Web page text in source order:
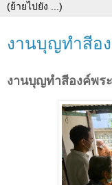
งานบุญทำสีอง
งานบุญทำสีองค์พร